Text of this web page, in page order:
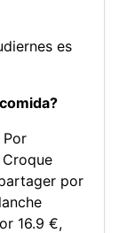
es
Por
Croque
por
16.9 €,